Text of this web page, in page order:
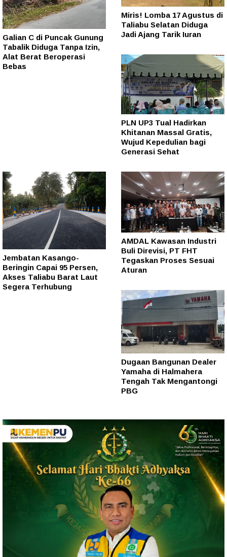
Galian C di Puncak Gunung
Tabalik Diduga Tanpa Izin,
Alat Berat Beroperasi
Bebas
Miris! Lomba 17 Agustus di
Taliabu Selatan Diduga
Jadi Ajang Tarik Iuran
PLN UP3 Tual Hadirkan
Khitanan Massal Gratis,
Wujud Kepedulian bagi
Generasi Sehat
Jembatan Kasango-
Beringin Capai 95 Persen,
Akses Taliabu Barat Laut
Segera Terhubung
AMDAL Kawasan Industri
Buli Direvisi, PT FHT
Tegaskan Proses Sesuai
Aturan
Dugaan Bangunan Dealer
Yamaha di Halmahera
Tengah Tak Mengantongi
PBG